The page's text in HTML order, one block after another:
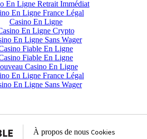
En Ligne Retrait Immédiat
En Ligne France Légal
Casino En Ligne
En Ligne Crypto
En Ligne Sans Wager
Fiable En Ligne
Fiable En Ligne
Casino En Ligne
En Ligne France Légal
En Ligne Sans Wager
À propos de nous Cookies